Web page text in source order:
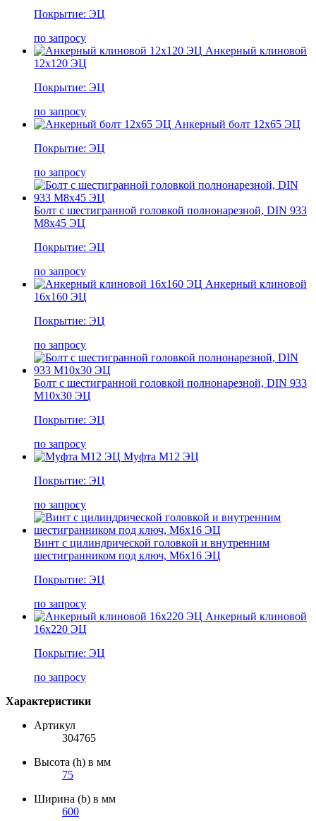
Покрытие: ЭЦ
по запросу
Анкерный клиновой
12х120 ЭЦ
Покрытие: ЭЦ
по запросу
Анкерный болт 12х65 ЭЦ
Покрытие: ЭЦ
по запросу
Болт c шестигранной головкой полнонарезной, DIN 933
М8х45 ЭЦ
Покрытие: ЭЦ
по запросу
Анкерный клиновой
16х160 ЭЦ
Покрытие: ЭЦ
по запросу
Болт c шестигранной головкой полнонарезной, DIN 933
М10х30 ЭЦ
Покрытие: ЭЦ
по запросу
Муфта М12 ЭЦ
Покрытие: ЭЦ
по запросу
Винт с цилиндрической головкой и внутренним
шестигранником под ключ, М6х16 ЭЦ
Покрытие: ЭЦ
по запросу
Анкерный клиновой
16х220 ЭЦ
Покрытие: ЭЦ
по запросу
Характеристики
Артикул
304765
Высота (h) в мм
75
Ширина (b) в мм
600